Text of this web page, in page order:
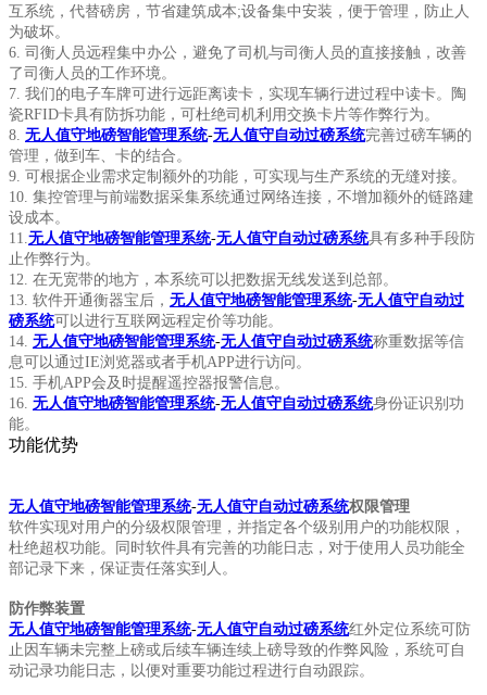
互系统，代替磅房，节省建筑成本;设备集中安装，便于管理，防止人
为破坏。
6. 司衡人员远程集中办公，避免了司机与司衡人员的直接接触，改善
了司衡人员的工作环境。
7. 我们的电子车牌可进行远距离读卡，实现车辆行进过程中读卡。陶
瓷RFID卡具有防拆功能，可杜绝司机利用交换卡片等作弊行为。
8. 无人值守地磅智能管理系统-无人值守自动过磅系统完善过磅车辆的
管理，做到车、卡的结合。
9. 可根据企业需求定制额外的功能，可实现与生产系统的无缝对接。
10. 集控管理与前端数据采集系统通过网络连接，不增加额外的链路建
设成本。
11. 无人值守地磅智能管理系统-无人值守自动过磅系统具有多种手段防
止作弊行为。
12. 在无宽带的地方，本系统可以把数据无线发送到总部。
13. 软件开通衡器宝后， 无人值守地磅智能管理系统-无人值守自动过
磅系统可以进行互联网远程定价等功能。
14. 无人值守地磅智能管理系统-无人值守自动过磅系统称重数据等信
息可以通过IE浏览器或者手机APP进行访问。
15. 手机APP会及时提醒遥控器报警信息。
16. 无人值守地磅智能管理系统-无人值守自动过磅系统身份证识别功
能。
功能优势
无人值守地磅智能管理系统-无人值守自动过磅系统权限管理
软件实现对用户的分级权限管理，并指定各个级别用户的功能权限，
杜绝超权功能。同时软件具有完善的功能日志，对于使用人员功能全
部记录下来，保证责任落实到人。
防作弊装置
无人值守地磅智能管理系统-无人值守自动过磅系统红外定位系统可防
止因车辆未完整上磅或后续车辆连续上磅导致的作弊风险，系统可自
动记录功能日志，以便对重要功能过程进行自动跟踪。